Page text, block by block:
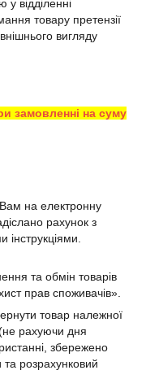
у відділенні
товару претензії
вигляду
замовленні на суму
на електронну
рахунок з
та обмін товарів
прав споживачів».
товар належної
(не рахуючи дня
збережено
розрахунковий